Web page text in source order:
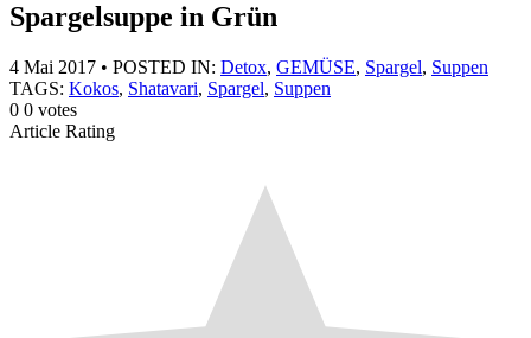
Spargelsuppe in Grün
4 Mai 2017 • POSTED IN: Detox, GEMÜSE, Spargel, Suppen
TAGS: Kokos, Shatavari, Spargel, Suppen
0 0 votes
Article Rating